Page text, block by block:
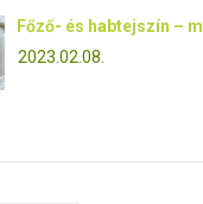
Főző- és habtejszín –
2023.02.08.